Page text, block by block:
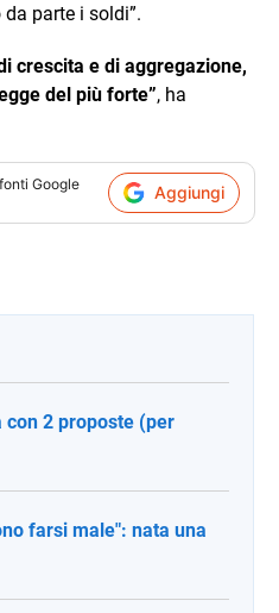
parte i soldi”.
crescita e di aggregazione,
del più forte”, ha
Google
Aggiungi
con 2 proposte (per
farsi male": nata una